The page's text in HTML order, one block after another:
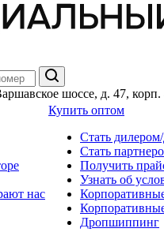
шоссе, д. 47,
нас
Купить оптом
Стать
Стать
Получить
Узнать об
Дропшиппинг